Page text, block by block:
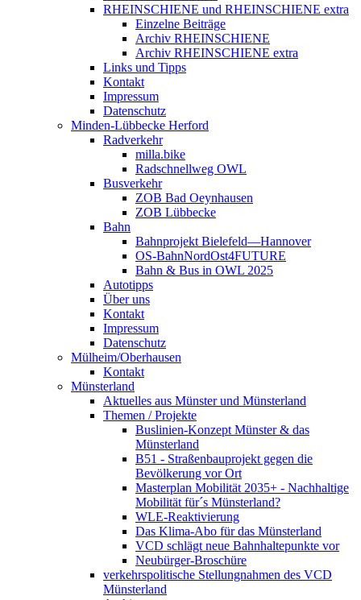
RHEINSCHIENE und RHEINSCHIENE extra
Einzelne Beiträge
Archiv RHEINSCHIENE
Archiv RHEINSCHIENE extra
Links und Tipps
Kontakt
Impressum
Datenschutz
Minden-Lübbecke Herford
Radverkehr
milla.bike
Radschnellweg OWL
Busverkehr
ZOB Bad Oeynhausen
ZOB Lübbecke
Bahn
Bahnprojekt Bielefeld—Hannover
OS-BahnNordOst4FUTURE
Bahn & Bus in OWL 2025
Autotipps
Über uns
Kontakt
Impressum
Datenschutz
Mülheim/Oberhausen
Kontakt
Münsterland
Aktuelles aus Münster und Münsterland
Themen / Projekte
Buslinien-Konzept Münster & das
Münsterland
B51 - Straßenbauprojekt gegen die
Bevölkerung vor Ort
Masterplan Mobilität 2035+ - Nachhaltige
Mobilität für´s Münsterland?
WLE-Reaktivierung
Das Klima-Abo für das Münsterland
VCD schlägt neue Bahnhaltepunkte vor
Neubürger-Broschüre
verkehrspolitische Stellungnahmen des VCD
Münsterland